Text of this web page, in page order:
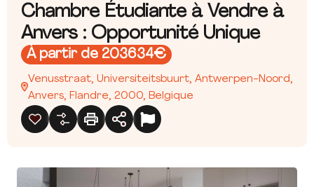
Chambre Étudiante à Vendre à
Anvers : Opportunité Unique
À partir de 203634€
Venusstraat, Universiteitsbuurt, Antwerpen-Noord,
Anvers, Flandre, 2000, Belgique